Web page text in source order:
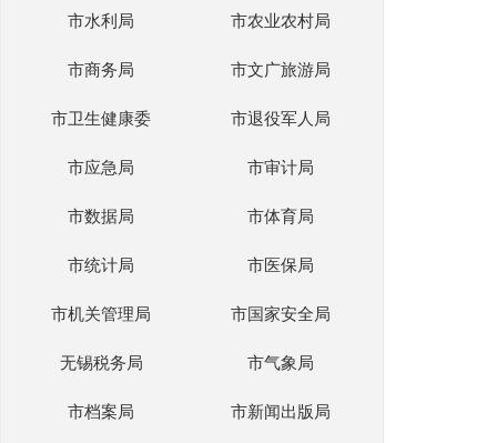
市水利局 市农业农村局
市商务局 市文广旅游局
市卫生健康委 市退役军人局
市应急局 市审计局
市数据局 市体育局
市统计局 市医保局
市机关管理局 市国家安全局
无锡税务局 市气象局
市档案局 市新闻出版局